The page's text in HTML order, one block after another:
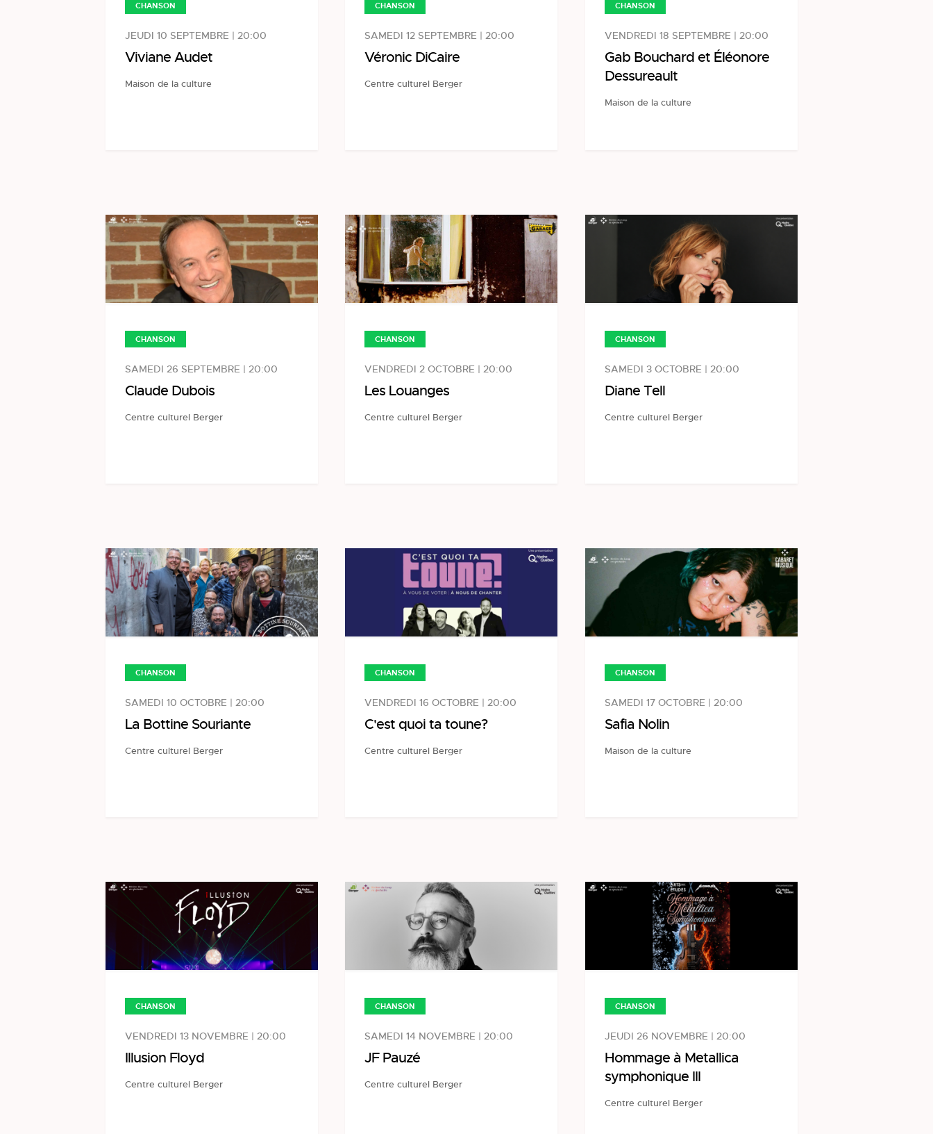
CHANSON
JEUDI 10 SEPTEMBRE | 20:00
Viviane Audet
Maison de la culture
CHANSON
SAMEDI 12 SEPTEMBRE | 20:00
Véronic DiCaire
Centre culturel Berger
CHANSON
VENDREDI 18 SEPTEMBRE | 20:00
Gab Bouchard et Éléonore
Dessureault
Maison de la culture
CHANSON
SAMEDI 26 SEPTEMBRE | 20:00
Claude Dubois
Centre culturel Berger
CHANSON
VENDREDI 2 OCTOBRE | 20:00
Les Louanges
Centre culturel Berger
CHANSON
SAMEDI 3 OCTOBRE | 20:00
Diane Tell
Centre culturel Berger
CHANSON
SAMEDI 10 OCTOBRE | 20:00
La Bottine Souriante
Centre culturel Berger
CHANSON
VENDREDI 16 OCTOBRE | 20:00
C'est quoi ta toune?
Centre culturel Berger
CHANSON
SAMEDI 17 OCTOBRE | 20:00
Safia Nolin
Maison de la culture
CHANSON
VENDREDI 13 NOVEMBRE | 20:00
Illusion Floyd
Centre culturel Berger
CHANSON
SAMEDI 14 NOVEMBRE | 20:00
JF Pauzé
Centre culturel Berger
CHANSON
JEUDI 26 NOVEMBRE | 20:00
Hommage à Metallica
symphonique III
Centre culturel Berger